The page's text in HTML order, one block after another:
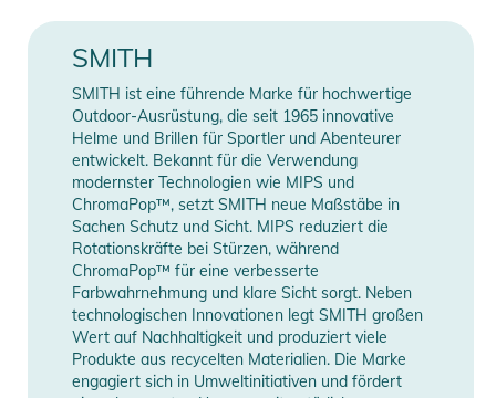
Eigenschaften:
SCHUTZ:
Leichtigkeit, Belüftung und Energieabsorption
- Mips® Kopfschutzsystem fängt Rotationskräfte bei einem
Schrägaufprall ab
PASSFORM:
- Lässt sich für hohen Tragekomfort und maximale Belüftung
lückenlos in Smith Brillen integrieren
- AirEvac Belüftungssystem wirkt mit Smith Brillen zusammen
und hält die Scheibe beschlagfrei
- Rundum mikroverstellbares Dial Fit System zum einfachen
und schnellen Regulieren der Passform
INTEGRATION:
Feature MIPS
Manufacturer
Information
Herstellerangaben
anzeigen
SMITH
SMITH ist eine führende Marke für hochwertige
Outdoor-Ausrüstung, die seit 1965 innovative
Helme und Brillen für Sportler und Abenteurer
entwickelt. Bekannt für die Verwendung
modernster Technologien wie MIPS und
ChromaPop™, setzt SMITH neue Maßstäbe in
Sachen Schutz und Sicht. MIPS reduziert die
Rotationskräfte bei Stürzen, während
ChromaPop™ für eine verbesserte
Farbwahrnehmung und klare Sicht sorgt. Neben
technologischen Innovationen legt SMITH großen
Wert auf Nachhaltigkeit und produziert viele
Produkte aus recycelten Materialien. Die Marke
engagiert sich in Umweltinitiativen und fördert